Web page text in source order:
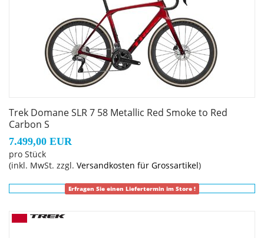
Kette: Shimano Ultegra/XT M8100
Lenker: Bontrager Aero Pro, OCLV Carbon, 31,8 mm
Klemmdurchmesser, Di2-Kabelführung, 80 mm Reach,
124 mm Drop, 37 cm Oberlenkerbreite, 40 cm Breite
Lenkervorbau: Trek RCS Pro, -7 Grad, 80 mm Länge
Sattel: Verse Short Pro, Carbonstreben, 145 mm Breite
280 mm Länge
Räder: Bontrager Aeolus Pro 51, OCLV Carbon, Tubeless
Trek Domane SLR 7 58 Metallic Red Smoke to Red
Carbon S
7.499,00 EUR
pro Stück
(inkl. MwSt. zzgl. Versandkosten für Grossartikel)
Erfragen Sie einen Liefertermin im Store !